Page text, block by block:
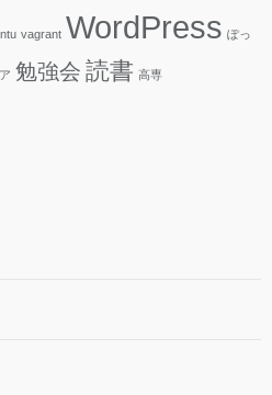
vagrant WordPress ぽっ
勉強会 読書 高専